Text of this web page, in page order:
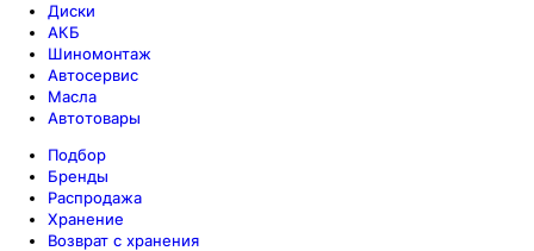
Диски
АКБ
Шиномонтаж
Автосервис
Масла
Автотовары
Подбор
Бренды
Распродажа
Хранение
Возврат с хранения